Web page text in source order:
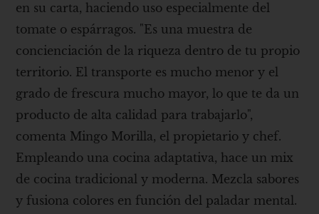
en su carta, haciendo uso especialmente del
tomate o espárragos. "Es una muestra de
concienciación de la riqueza dentro de tu propio
territorio. El transporte es mucho menor y el
grado de frescura mucho mayor, lo que te da un
producto de alta calidad para trabajarlo",
comenta Mingo Morilla, el propietario y chef.
Empleando una cocina adaptativa, hace un mix
de cocina tradicional y moderna. Mezcla sabores
y fusiona colores en función del paladar mental.